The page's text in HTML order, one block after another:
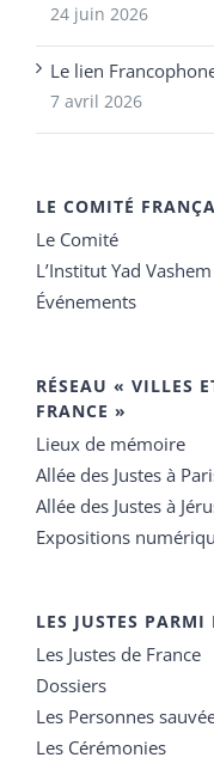
24 juin 2026
Le lien
7 avril 2026
LE COMITÉ
Le Comité
L’Institut Yad Vashem
Événements
RÉSEAU « VILLES
FRANCE »
Lieux de mémoire
Allée des Justes à
Allée des Justes à
Expositions
LES JUSTES
Les Justes de France
Dossiers
Les Personnes
Les Cérémonies